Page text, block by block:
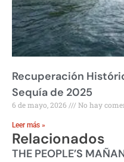
Recuperación
Sequía de 2025
6 de mayo, 2026 No hay
Leer más »
Relacionados
THE PEOPLE’S